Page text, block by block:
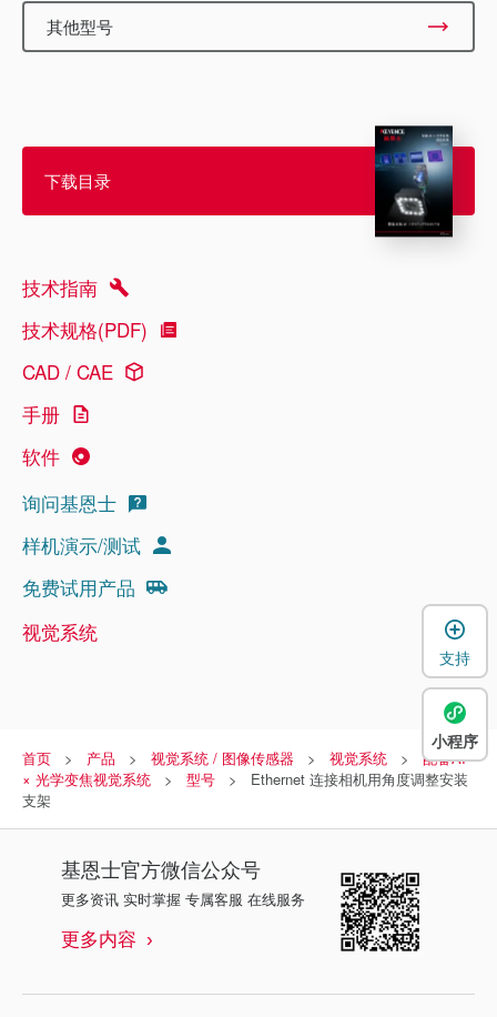
其他型号
下载目录
技术指南
技术规格(PDF)
CAD / CAE
手册
软件
询问基恩士
样机演示/测试
免费试用产品
视觉系统
首页 产品 视觉系统 / 图像传感器 视觉系统
配备AI
× 光学变焦视觉系统
型号
Ethernet 连接相机用角度调整安装
支架
基恩士官方微信公众号
更多资讯 实时掌握 专属客服 在线服务
更多内容
支持
小程序